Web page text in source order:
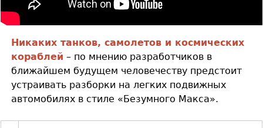
Никаких танков, самолетов и космических
кораблей – по мнению разработчиков в
ближайшем будущем человечеству предстоит
устраивать разборки на легких подвижных
автомобилях в стиле «Безумного Макса».